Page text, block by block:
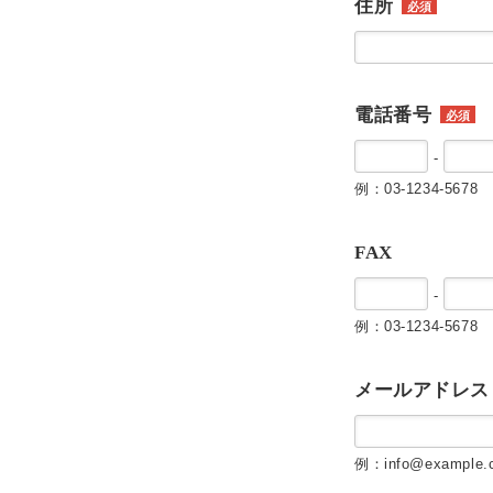
住所 必須
電話番号 必須
-
例：03-1234-5678
FAX
-
例：03-1234-5678
メールアドレス
例：